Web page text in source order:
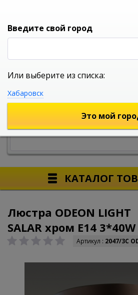
УНИВЕРСАЛЬНЫЙ ИНТЕРНЕТ
КАТАЛОГ
Люстра ODEON LIGHT
SALAR хром E14 3*40W
Артикул : 2047/3C
Введите свой город
Или выберите из списка:
Хабаровск
Это мой